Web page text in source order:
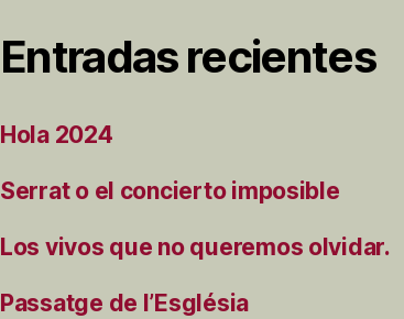
Entradas recientes
Hola 2024
Serrat o el concierto imposible
Los vivos que no queremos olvidar.
Passatge de l’Església